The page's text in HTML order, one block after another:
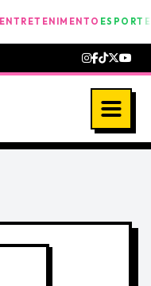
ENTRETENIMENTO